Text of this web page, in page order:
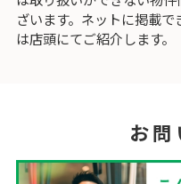
ざいます。ネットに掲載で
は店頭にてご紹介します。
お